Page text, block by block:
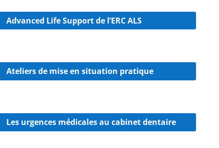
Advanced Life Support de l’ERC ALS
Ateliers de mise en situation pratique
Les urgences médicales au cabinet dentaire